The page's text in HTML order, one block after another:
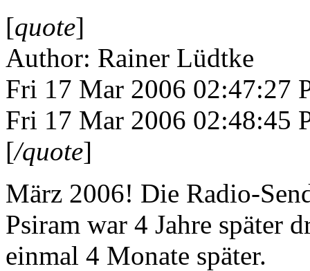
[quote]
Author: Rainer Lüdtke
Fri 17 Mar 2006 02:47:27
Fri 17 Mar 2006 02:48:45
[/quote]
März 2006! Die Radio-
Psiram war 4 Jahre später
einmal 4 Monate später.